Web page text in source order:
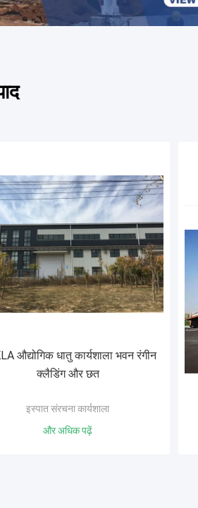
औद्योगिक धातु कार्यशाला भवन रंगीन
क्लैडिंग और छत
इस्पात संरचना कार्यशाला
और अधिक पढ़ें